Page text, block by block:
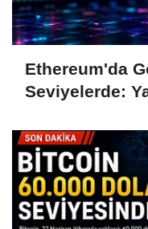
Ethereum'da
Seviyelerde: